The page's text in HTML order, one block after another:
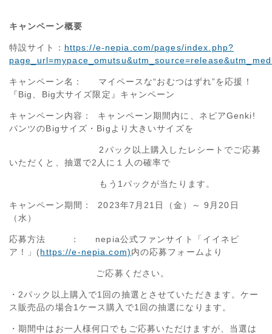
キャンペーン概要
特設サイト： https://e-nepia.com/pages/index.php?
キャンペーン名： マイペースな“おむつはずれ”を応援！
『Big、Big大サイズ限定』キャンペーン
キャンペーン内容： キャンペーン期間内に、ネピアGenki!
パンツのBigサイズ・Bigより大きいサイズを
2パック以上購入したレシートでご応募
いただくと、抽選で2人に１人の確率で
もう1パックが当たります。
キャンペーン期間： 2023年7月21日（金）～ 9月20日
（水）
応募方法 ： nepia公式ファンサイト「イイネピ
ア！」(https://e-nepia.com)内の応募フォームより
ご応募ください。
・2パック以上購入で1回の抽選とさせていただきます。ケー
ス販売品の場合1ケース購入で1回の抽選になります。
・期間中はお一人様何⼝でもご応募いただけますが、当選は